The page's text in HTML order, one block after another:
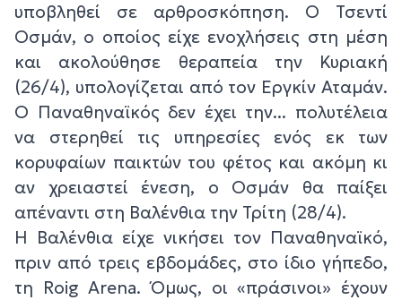
υποβληθεί σε αρθροσκόπηση. Ο Τσεντί
Οσμάν, ο οποίος είχε ενοχλήσεις στη μέση
και ακολούθησε θεραπεία την Κυριακή
(26/4), υπολογίζεται από τον Εργκίν Αταμάν.
Ο Παναθηναϊκός δεν έχει την... πολυτέλεια
να στερηθεί τις υπηρεσίες ενός εκ των
κορυφαίων παικτών του φέτος και ακόμη κι
αν χρειαστεί ένεση, ο Οσμάν θα παίξει
απέναντι στη Βαλένθια την Τρίτη (28/4).
Η Βαλένθια είχε νικήσει τον Παναθηναϊκό,
πριν από τρεις εβδομάδες, στο ίδιο γήπεδο,
τη Roig Arena. Όμως, οι «πράσινοι» έχουν